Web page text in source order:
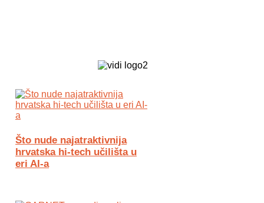
Što nude najatraktivnija
hrvatska hi-tech učilišta u
eri AI-a